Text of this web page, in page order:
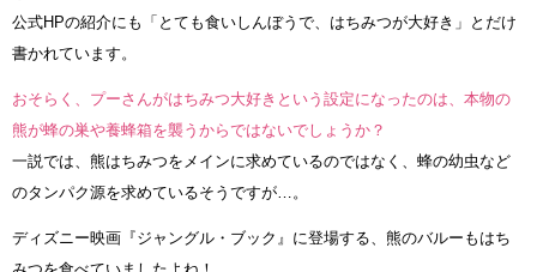
公式HPの紹介にも「とても食いしんぼうで、はちみつが大好き」とだけ
書かれています。
おそらく、プーさんがはちみつ大好きという設定になったのは、本物の
熊が蜂の巣や養蜂箱を襲うからではないでしょうか？
一説では、熊はちみつをメインに求めているのではなく、蜂の幼虫など
のタンパク源を求めているそうですが…。
ディズニー映画『ジャングル・ブック』に登場する、熊のバルーもはち